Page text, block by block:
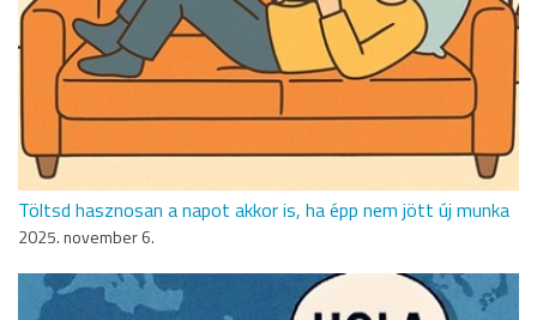
Töltsd hasznosan a napot akkor is, ha épp nem jött új munka
2025. november 6.